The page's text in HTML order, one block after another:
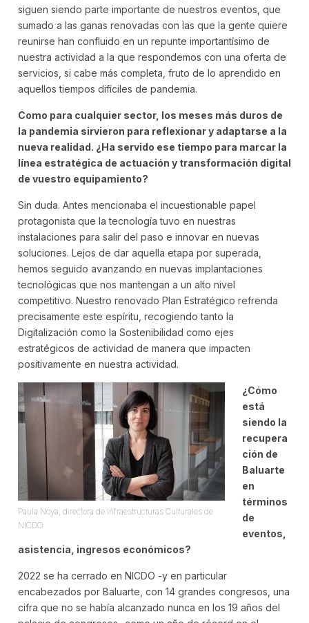
siguen siendo parte importante de nuestros eventos, que
sumado a las ganas renovadas con las que la gente quiere
reunirse han confluido en un repunte importantísimo de
nuestra actividad a la que respondemos con una oferta de
servicios, si cabe más completa, fruto de lo aprendido en
aquellos tiempos difíciles de pandemia.
Como para cualquier sector, los meses más duros de
la pandemia sirvieron para reflexionar y adaptarse a la
nueva realidad. ¿Ha servido ese tiempo para marcar la
línea estratégica de actuación y transformación digital
de vuestro equipamiento?
Sin duda. Antes mencionaba el incuestionable papel
protagonista que la tecnología tuvo en nuestras
instalaciones para salir del paso e innovar en nuevas
soluciones. Lejos de dar aquella etapa por superada,
hemos seguido avanzando en nuevas implantaciones
tecnológicas que nos mantengan a un alto nivel
competitivo. Nuestro renovado Plan Estratégico refrenda
precisamente este espíritu, recogiendo tanto la
Digitalización como la Sostenibilidad como ejes
estratégicos de actividad de manera que impacten
positivamente en nuestra actividad.
Paula Noya, directora de Infraestructuras Culturales de
NICDO
¿Cómo
está
siendo la
recupera
ción de
Baluarte
en
términos
de
eventos,
asistencia, ingresos económicos?
2022 se ha cerrado en NICDO -y en particular
encabezados por Baluarte, con 14 grandes congresos, una
cifra que no se había alcanzado nunca en los 19 años del